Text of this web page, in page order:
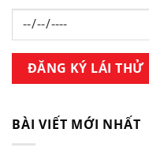
BÀI VIẾT MỚI NHẤT